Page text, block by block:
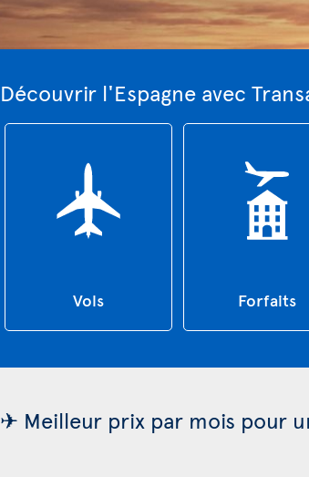
Découvrir l'Espagne avec
Vols Forfaits
✈ Meilleur prix par mois pour